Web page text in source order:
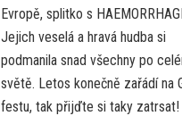
Evropě, splitko s
Jejich veselá a hravá hudba si
podmanila snad všechny po
světě. Letos konečně zařádí na
festu, tak přijďte si taky zatrsat!